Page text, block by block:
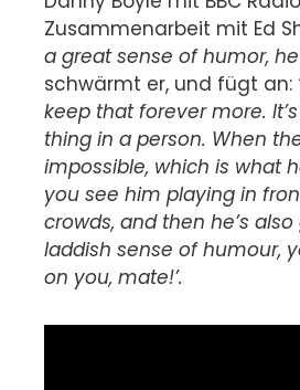
Zusammenarbeit mit Ed
a great sense of humor,
schwärmt er, und fügt an:
keep that forever more.
thing in a person. When
impossible, which is what
you see him playing in
crowds, and then he’s
laddish sense of humour,
on you, mate!’.